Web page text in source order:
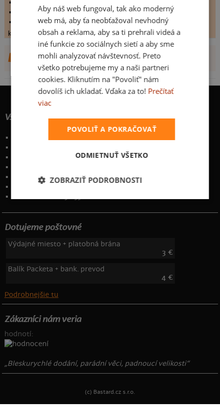
komentářů:5.82143
koupilo by:9 lidí
konečné hodnocení:5.82143
DALŠÍ NÁVRHY OD ERUANNO
Všetko o nákupe
Osobné údaje
:
Dotujeme poštovné
Výdajné miesto + platobná brána
3 €
Balík Packeta + bank. prevod
4 €
Podrobnejšie tu
Zákazníci nám veria
hodnotí:
„Bleskurychlé dodání, parádní věci, padnoucí velikosti“
(c) Bastard.cz s.r.o.
Aby náš web fungoval, tak ako moderný
web má, aby ťa neobťažoval nevhodný
obsah a reklama, aby sa ti prehrali videá a
iné funkcie zo sociálnych sietí a aby sme
mohli analyzovať návštevnosť. Preto
všetko potrebujeme my a naši partneri
cookies. Kliknutím na "Povoliť" nám
dovolíš ich ukladať. Vďaka za to! Prečítať
viac
POVOLIŤ A POKRAČOVAŤ
ODMIETNUŤ VŠETKO
ZOBRAZIŤ PODROBNOSTI